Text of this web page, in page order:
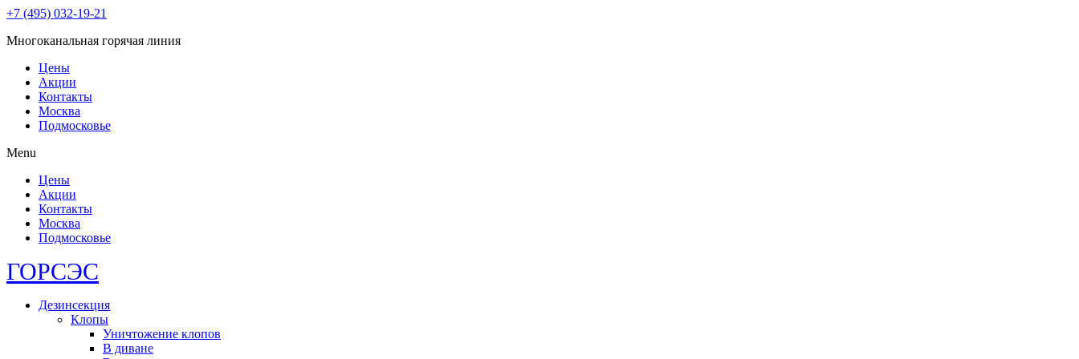
+7 (495) 032-19-21
Многоканальная горячая линия
Цены
Акции
Контакты
Москва
Подмосковье
Menu
Цены
Акции
Контакты
Москва
Подмосковье
ГОРСЭС
Дезинсекция
Клопы
Уничтожение клопов
В диване